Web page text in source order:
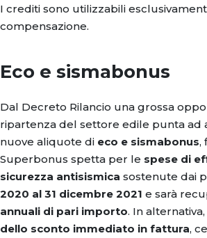
I crediti sono utilizzabili
compensazione.
Eco e sismabonus
Dal Decreto Rilancio una grossa
ripartenza del settore edile punta ad
nuove aliquote di eco e sismabonus,
Superbonus spetta per le spese di
sicurezza antisismica sostenute dai
2020 al 31 dicembre 2021 e sarà
annuali di pari importo. In
dello sconto immediato in fattura,